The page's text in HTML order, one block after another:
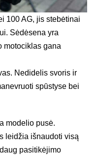
100 AG, jis stebėtinai
Sėdėsena yra
motociklas gana
Nedidelis svoris ir
spūstyse bei
modelio pusė.
leidžia išnaudoti visą
pasitikėjimo